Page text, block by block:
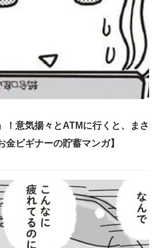
！意気揚々とATMに行くと、まさ
ビギナーの貯蓄マンガ】